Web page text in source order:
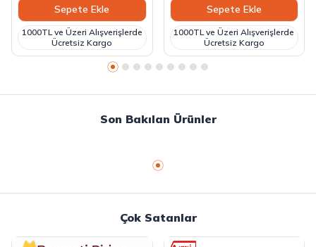
Sepete Ekle
1000TL ve Üzeri Alışverişlerde
Ücretsiz Kargo
Sepete Ekle
1000TL ve Üzeri Alışverişlerde
Ücretsiz Kargo
Son Bakılan Ürünler
Çok Satanlar